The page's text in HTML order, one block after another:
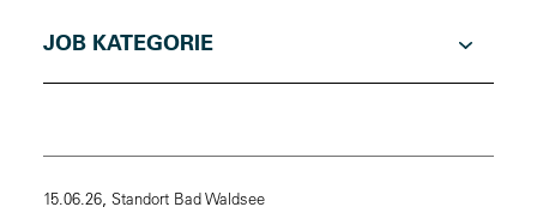
JOB KATEGORIE
15.06.26, Standort Bad Waldsee